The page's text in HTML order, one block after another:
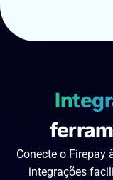
Conecte o Firepay
integrações